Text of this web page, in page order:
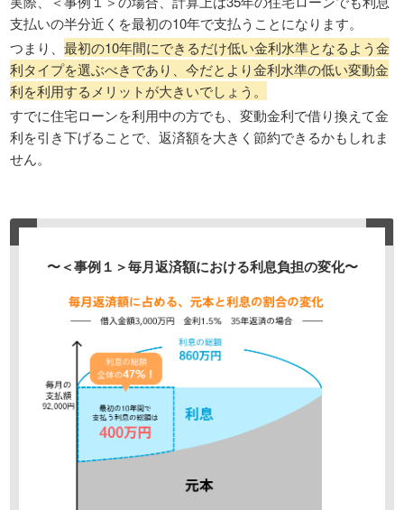
支払いの半分近くを最初の10年で支払うことになります。
つまり、 最初の10年間にできるだけ低い金利水準となるよう金
利タイプを選ぶべきであり、今だとより金利水準の低い変動金
利を利用するメリットが大きいでしょう。
すでに住宅ローンを利用中の方でも、変動金利で借り換えて金
利を引き下げることで、返済額を大きく節約できるかもしれま
せん。
〜＜事例１＞毎月返済額における利息負担の変化〜